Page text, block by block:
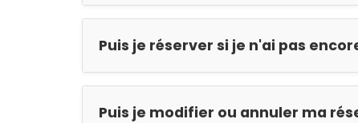
Puis je réserver si je n'ai pas
Puis je modifier ou annuler ma